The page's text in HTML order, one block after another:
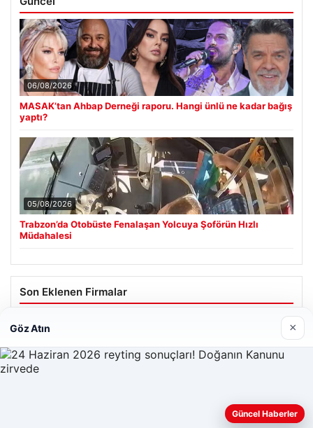
06/08/2026
MASAK’tan Ahbap Derneği raporu. Hangi ünlü ne kadar bağış
yaptı?
05/08/2026
Trabzon’da Otobüste Fenalaşan Yolcuya Şoförün Hızlı
Müdahalesi
Son Eklenen Firmalar
Web sitemizi nasıl kullandığınızı daha iyi anlayabilmek,
Göz Atın ×
Güncel Haberler